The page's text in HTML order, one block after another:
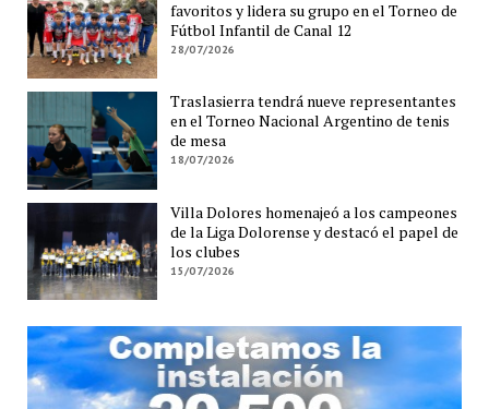
favoritos y lidera su grupo en el Torneo de
Fútbol Infantil de Canal 12
28/07/2026
Traslasierra tendrá nueve representantes
en el Torneo Nacional Argentino de tenis
de mesa
18/07/2026
Villa Dolores homenajeó a los campeones
de la Liga Dolorense y destacó el papel de
los clubes
15/07/2026